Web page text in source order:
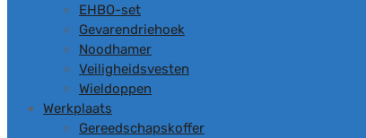
EHBO-set
Gevarendriehoek
Noodhamer
Veiligheidsvesten
Wieldoppen
Werkplaats
Gereedschapskoffer